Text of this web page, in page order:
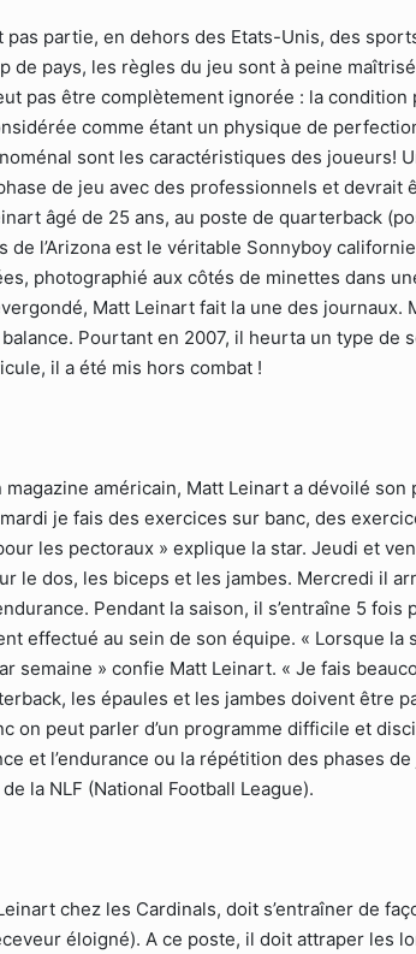
partie, en dehors des Etats-Unis, des
de pays, les règles du jeu sont à peine
pas être complètement ignorée : la condition
comme étant un physique de
sont les caractéristiques des joueurs!
de jeu avec des professionnels et devrait
âgé de 25 ans, au poste de quarterback
de l’Arizona est le véritable Sonnyboy
photographié aux côtés de minettes dans
Matt Leinart fait la une des journaux.
Pourtant en 2007, il heurta un type de
il a été mis hors combat !
magazine américain, Matt Leinart a dévoilé son
je fais des exercices sur banc, des
les pectoraux » explique la star. Jeudi et
le dos, les biceps et les jambes. Mercredi il
Pendant la saison, il s’entraîne 5 fois
effectué au sein de son équipe. « Lorsque la
semaine » confie Matt Leinart. « Je fais
les épaules et les jambes doivent être
on peut parler d’un programme difficile et
et l’endurance ou la répétition des phases
la NLF (National Football League).
chez les Cardinals, doit s’entraîner de
éloigné). A ce poste, il doit attraper les